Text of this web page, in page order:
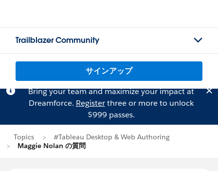
Trailblazer Community
サインアップ
Bring your team and maximize your impact at
Dreamforce. Registerthree or more to unlock
$999 passes.
Topics
#Tableau Desktop & Web Authoring
Maggie Nolan の質問